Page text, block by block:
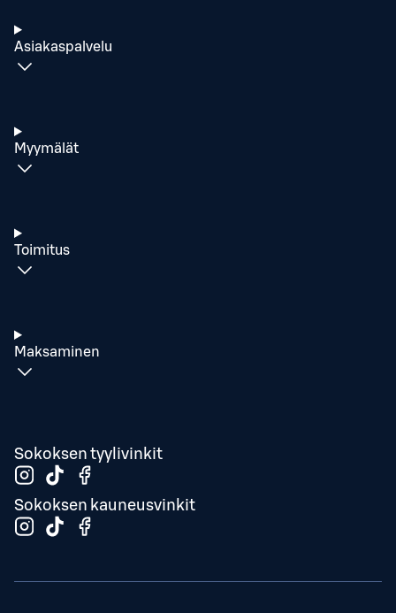
Asiakaspalvelu
Myymälät
Toimitus
Maksaminen
Sokoksen tyylivinkit
Sokoksen kauneusvinkit